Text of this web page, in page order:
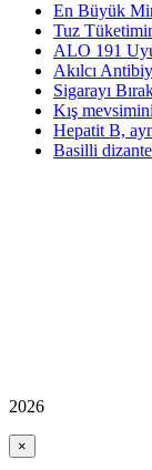
En Büyük
Tuz
ALO 191
Akılcı
Sigarayı
Kış
Hepatit B,
Basilli
2026
×